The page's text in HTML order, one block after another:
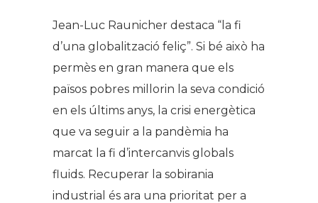
Jean-Luc Raunicher destaca “la fi
d’una globalització feliç”. Si bé això ha
permès en gran manera que els
països pobres millorin la seva condició
en els últims anys, la crisi energètica
que va seguir a la pandèmia ha
marcat la fi d’intercanvis globals
fluids. Recuperar la sobirania
industrial és ara una prioritat per a